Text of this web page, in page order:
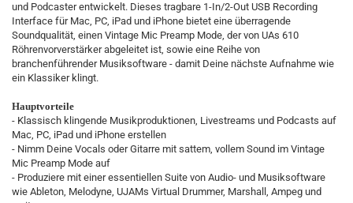
und Podcaster entwickelt. Dieses tragbare 1-In/2-Out USB Recording
Interface für Mac, PC, iPad und iPhone bietet eine überragende
Soundqualität, einen Vintage Mic Preamp Mode, der von UAs 610
Röhrenvorverstärker abgeleitet ist, sowie eine Reihe von
branchenführender Musiksoftware - damit Deine nächste Aufnahme wie
ein Klassiker klingt.
Hauptvorteile
- Klassisch klingende Musikproduktionen, Livestreams und Podcasts auf
Mac, PC, iPad und iPhone erstellen
- Nimm Deine Vocals oder Gitarre mit sattem, vollem Sound im Vintage
Mic Preamp Mode auf
- Produziere mit einer essentiellen Suite von Audio- und Musiksoftware
wie Ableton, Melodyne, UJAMs Virtual Drummer, Marshall, Ampeg und